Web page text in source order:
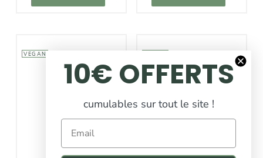
VEGAN
RESPIRE
Dentifrice
Fraicheur
Protectrice
10€ OFFERTS
cumulables sur tout le site !
Email